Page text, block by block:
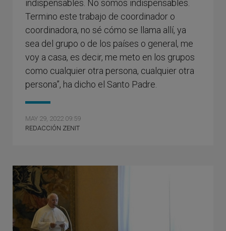
indispensables. No somos indispensables.
Termino este trabajo de coordinador o
coordinadora, no sé cómo se llama allí, ya
sea del grupo o de los países o general, me
voy a casa, es decir, me meto en los grupos
como cualquier otra persona, cualquier otra
persona”, ha dicho el Santo Padre.
MAY 29, 2022 09:59
REDACCIÓN ZENIT